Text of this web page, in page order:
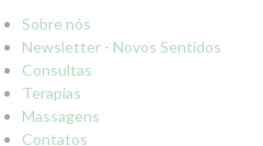
Sobre nós
Newsletter - Novos Sentidos
Consultas
Terapias
Massagens
Contatos